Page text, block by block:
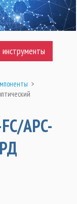
инструменты
>
APC-